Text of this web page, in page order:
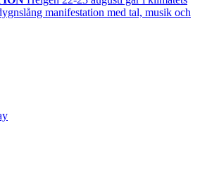
manifestation med tal, musik och